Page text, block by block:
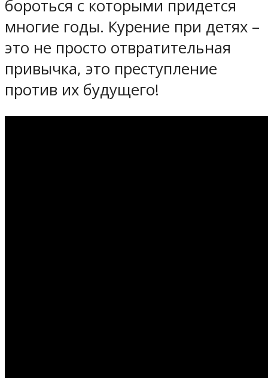
бороться с которыми придется
многие годы. Курение при детях –
это не просто отвратительная
привычка, это преступление
против их будущего!